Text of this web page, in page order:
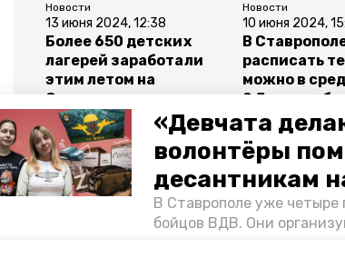
«Девчата
волонтёры
десантникам
В Ставрополе уже четыре
бойцов ВДВ. Они
спецоперации и лично
Новости
13 июня 2024, 12:38
Более 650 детских
лагерей заработали
этим летом на
Ставрополье
Новости
10 июня 2024,
В
расписать
можно в
2,5 тыс.
Все новости
ставропольский край ставрополь